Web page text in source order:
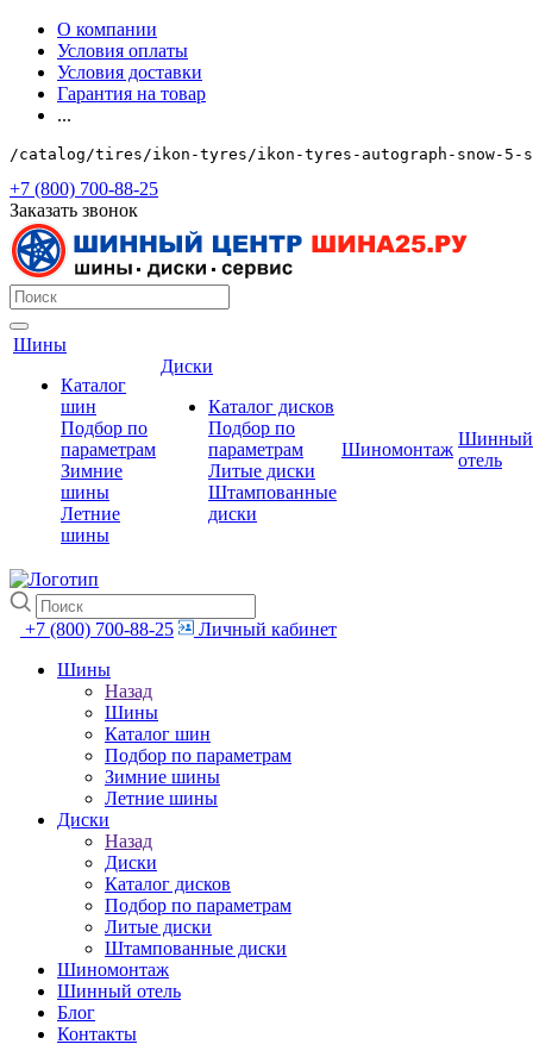
О компании
Условия оплаты
Условия доставки
Гарантия на товар
...
/catalog/tires/ikon-tyres/ikon-tyres-autograph-snow-5-
+7 (800) 700-88-25
Заказать звонок
Шины
Каталог
шин
Подбор по
параметрам
Зимние
шины
Летние
шины
Диски
Каталог дисков
Подбор по
параметрам
Литые диски
Штампованные
диски
Шиномонтаж
Шинный
отель
+7 (800) 700-88-25
Личный кабинет
Шины
Назад
Шины
Каталог шин
Подбор по параметрам
Зимние шины
Летние шины
Диски
Назад
Диски
Каталог дисков
Подбор по параметрам
Литые диски
Штампованные диски
Шиномонтаж
Шинный отель
Блог
Контакты